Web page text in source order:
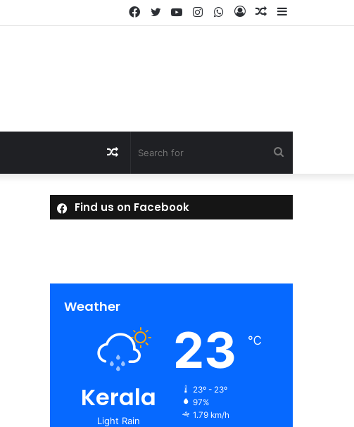
Sidebar
Random
Log
WhatsApp
Instagram
YouTube
Twitter
Facebook
for
Random
Article
Find us on Facebook
Weather
Kerala
Light Rain
23 ℃
23º - 23º
97%
1.79 km/h